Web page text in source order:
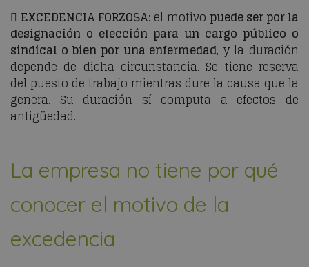
 EXCEDENCIA FORZOSA: el motivo puede ser por la
designación o elección para un cargo público o
sindical o bien por una enfermedad, y la duración
depende de dicha circunstancia. Se tiene reserva
del puesto de trabajo mientras dure la causa que la
genera. Su duración sí computa a efectos de
antigüedad.
La empresa no tiene por qué
conocer el motivo de la
excedencia